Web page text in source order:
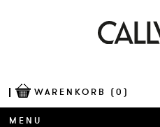
WARENKORB (0)
MENU